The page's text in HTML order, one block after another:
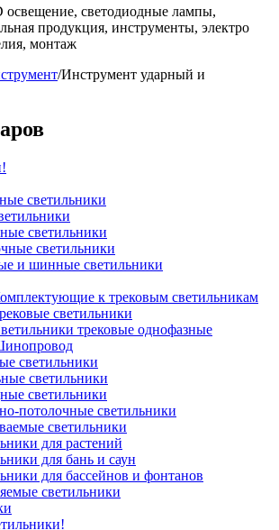
освещение, светодиодные лампы,
продукция, инструменты, электро
монтаж
/Инструмент ударный и
светильники
светильники
светильники
и шинные светильники
к трековым светильникам
светильники
трековые однофазные
светильники
светильники
светильники
потолочные светильники
светильники
для растений
для бань и саун
для бассейнов и фонтанов
светильники